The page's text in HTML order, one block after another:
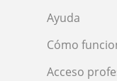
Ayuda
Cómo
Acceso